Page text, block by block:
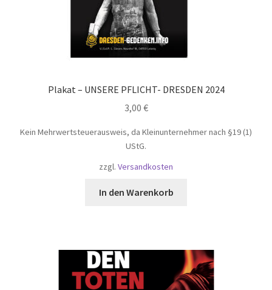
Plakat – UNSERE PFLICHT- DRESDEN 2024
3,00 €
Kein Mehrwertsteuerausweis, da Kleinunternehmer nach §19 (1)
UStG.
zzgl. Versandkosten
In den Warenkorb